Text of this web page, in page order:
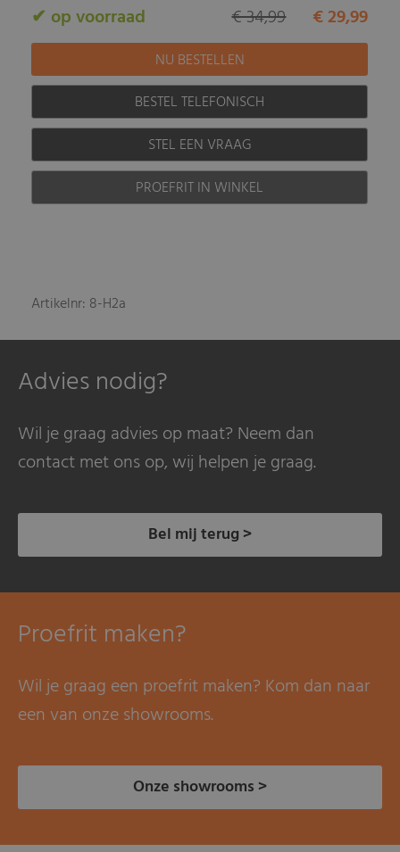
✔ op voorraad € 29,99
€ 34,99
BESTEL TELEFONISCH
STEL EEN VRAAG
PROEFRIT IN WINKEL
Artikelnr: 8-H2a
Advies nodig?
Wil je graag advies op maat? Neem dan
contact met ons op, wij helpen je graag.
Bel mij terug >
Proefrit maken?
Wil je graag een proefrit maken? Kom dan naar
een van onze showrooms.
Onze showrooms >